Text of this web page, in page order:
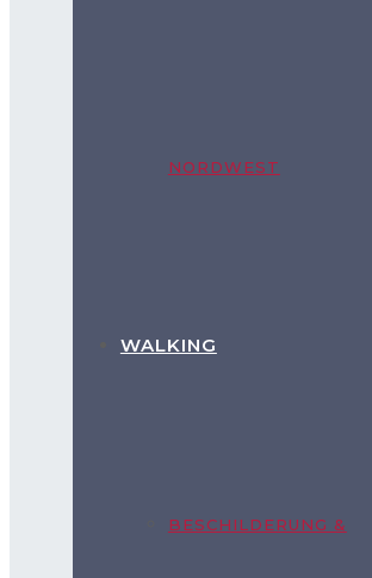
NORDWEST
WALKING
BESCHILDERUNG &